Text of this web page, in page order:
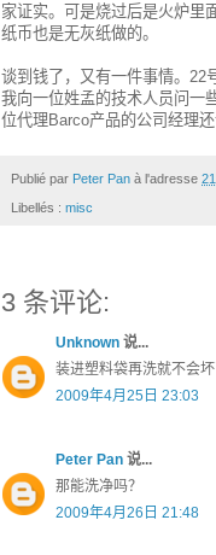
家证实。可是烧过后是火炉里
纸币也是无灰纸做的。
谈到钱了，又有一件事情。22
我向一位姓孟的技术人员问一
位代理Barco产品的公司经理
Publié par Peter Pan à l'adresse
Libellés : misc
3 条评论:
Unknown 说...
装进塑料袋再洗就不会
2009年4月25日 23:03
Peter Pan 说...
那能洗净吗？
2009年4月26日 21:48